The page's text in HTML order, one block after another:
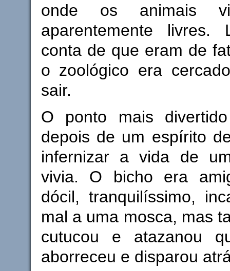
onde os animais
aparentemente
conta de que eram de
o zoológico era
sair.
O ponto mais
depois de um espírito
infernizar a vida de
vivia. O bicho era
dócil, tranquilíssimo,
mal a uma mosca, mas
cutucou e atazanou
aborreceu e disparou